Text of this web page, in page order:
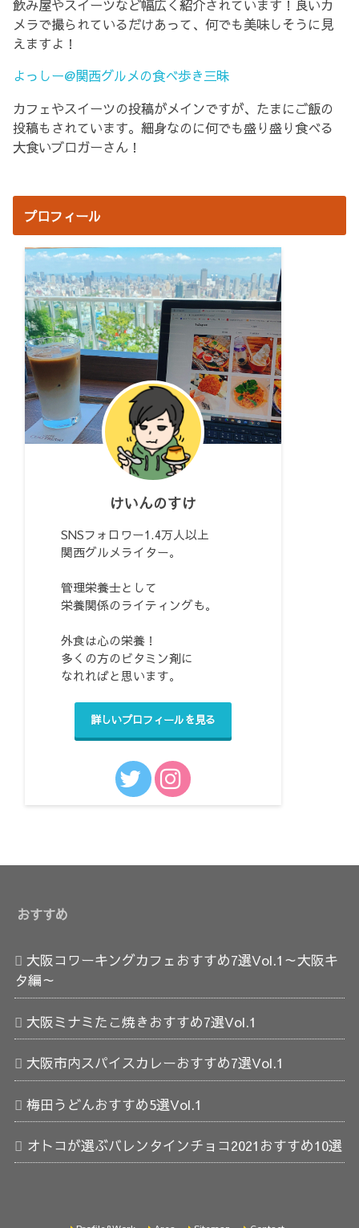
飲み屋やスイーツなど幅広く紹介されています！良いカ
メラで撮られているだけあって、何でも美味しそうに見
えますよ！
よっしー@関西グルメの食べ歩き三昧
カフェやスイーツの投稿がメインですが、たまにご飯の
投稿もされています。細身なのに何でも盛り盛り食べる
大食いブロガーさん！
プロフィール
けいんのすけ
SNSフォロワー1.4万人以上
関西グルメライター。
管理栄養士として
栄養関係のライティングも。
外食は心の栄養！
多くの方のビタミン剤に
なれればと思います。
詳しいプロフィールを見る
おすすめ
大阪コワーキングカフェおすすめ7選Vol.1～大阪キ
タ編～
大阪ミナミたこ焼きおすすめ7選Vol.1
大阪市内スパイスカレーおすすめ7選Vol.1
梅田うどんおすすめ5選Vol.1
オトコが選ぶバレンタインチョコ2021おすすめ10選